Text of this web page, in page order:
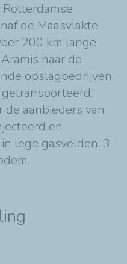
de Maasvlakte
200 km lange
naar de
opslagbedrijven
de aanbieders van
en
lege gasvelden, 3